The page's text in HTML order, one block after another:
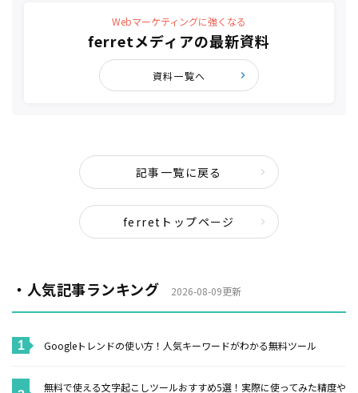
Webマーケティングに強くなる
ferretメディアの最新資料
資料一覧へ
記事一覧に戻る
ferretトップページ
・人気記事ランキング 2026-08-09更新
Googleトレンドの使い方！人気キーワードがわかる無料ツール
無料で使える文字起こしツールおすすめ5選！実際に使ってみた精度や